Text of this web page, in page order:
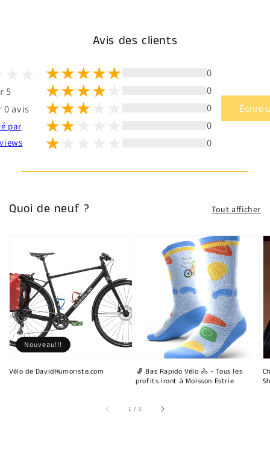
Avis des clients
5
0 avis
par
0
0
0
0
0
Écrire
Quoi de neuf ? Tout afficher
Vélo de DavidHumoriste.com
Nouveau!!!
🧦 Bas Rapido Vélo 🚴 - Tous les
profits iront à Moisson Estrie
1 /sur
3